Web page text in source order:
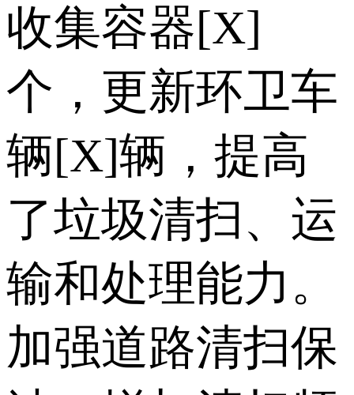
收集容器[X]
个，更新环卫车
辆[X]辆，提高
了垃圾清扫、运
输和处理能力。
加强道路清扫保